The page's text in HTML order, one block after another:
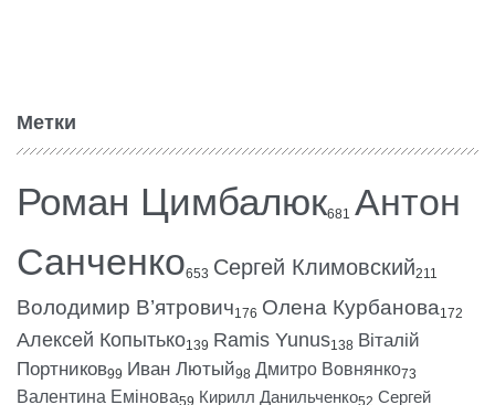
Метки
Роман Цимбалюк681 Антон
Санченко653 Сергей Климовский211
Володимир В’ятрович176 Олена Курбанова172
Алексей Копытько139 Ramis Yunus138 Віталій
Портников99 Иван Лютый98 Дмитро Вовнянко73
Валентина Емінова Кирилл Данильченко
Сергей